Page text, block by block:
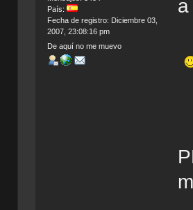
País:
Fecha de registro: Diciembre 03,
2007, 23:08:16 pm
De aquí no me muevo